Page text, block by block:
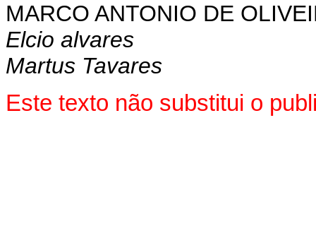
MARCO ANTONIO DE
Elcio alvares
Martus Tavares
Este texto não substitui o